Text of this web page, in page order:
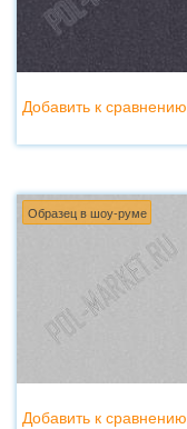
Добавить к сравнению
Образец в шоу-руме
Добавить к сравнению